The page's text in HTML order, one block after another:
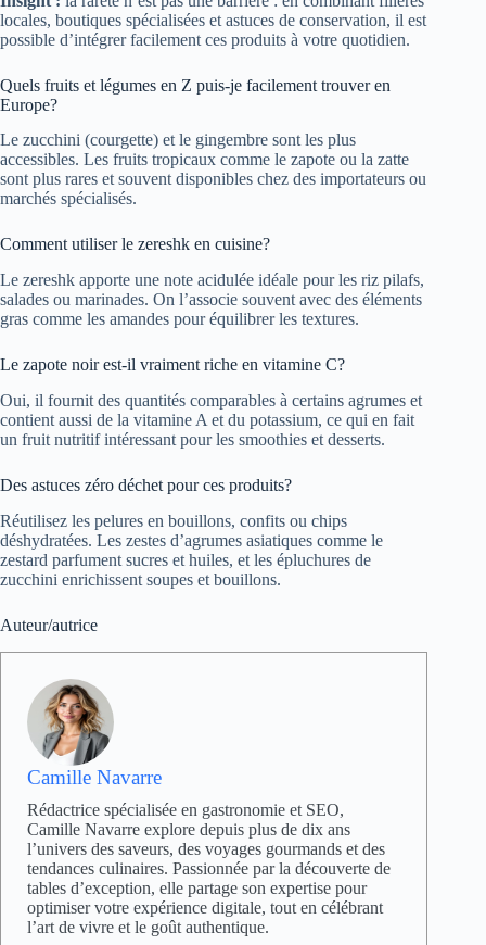
locales, boutiques spécialisées et astuces de conservation, il est
possible d’intégrer facilement ces produits à votre quotidien.
Quels fruits et légumes en Z puis‑je facilement trouver en
Europe?
Le zucchini (courgette) et le gingembre sont les plus
accessibles. Les fruits tropicaux comme le zapote ou la zatte
sont plus rares et souvent disponibles chez des importateurs ou
marchés spécialisés.
Comment utiliser le zereshk en cuisine?
Le zereshk apporte une note acidulée idéale pour les riz pilafs,
salades ou marinades. On l’associe souvent avec des éléments
gras comme les amandes pour équilibrer les textures.
Le zapote noir est‑il vraiment riche en vitamine C?
Oui, il fournit des quantités comparables à certains agrumes et
contient aussi de la vitamine A et du potassium, ce qui en fait
un fruit nutritif intéressant pour les smoothies et desserts.
Des astuces zéro déchet pour ces produits?
Réutilisez les pelures en bouillons, confits ou chips
déshydratées. Les zestes d’agrumes asiatiques comme le
zestard parfument sucres et huiles, et les épluchures de
zucchini enrichissent soupes et bouillons.
Auteur/autrice
Camille Navarre
Rédactrice spécialisée en gastronomie et SEO,
Camille Navarre explore depuis plus de dix ans
l’univers des saveurs, des voyages gourmands et des
tendances culinaires. Passionnée par la découverte de
tables d’exception, elle partage son expertise pour
optimiser votre expérience digitale, tout en célébrant
l’art de vivre et le goût authentique.